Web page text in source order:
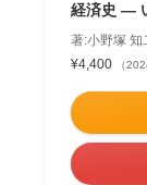
経済史 —
著:小野塚 知
¥4,400
（